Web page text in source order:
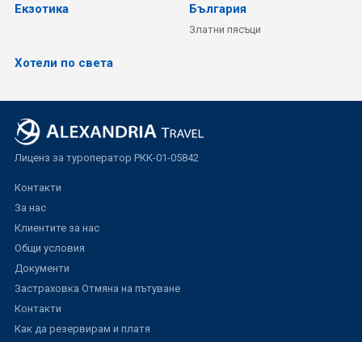
Екзотика България
Златни пясъци
Хотели по света
Лиценз за туроператор РКК-01-05842
Контакти
За нас
Клиентите за нас
Общи условия
Документи
Застраховка Отмяна на пътуване
Контакти
Как да резервирам и платя